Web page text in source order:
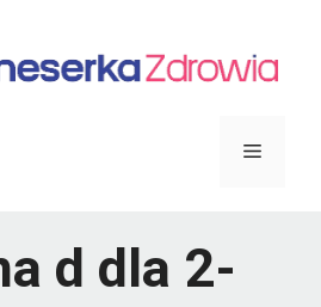
Menu
d dla 2-